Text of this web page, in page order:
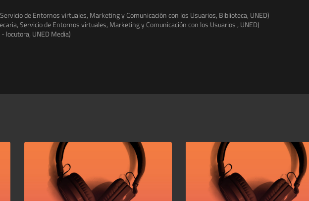
de Entornos virtuales, Marketing y Comunicación con los Usuarios, Biblioteca, UNED)
Servicio de Entornos virtuales, Marketing y Comunicación con los Usuarios , UNED)
locutora, UNED Media)